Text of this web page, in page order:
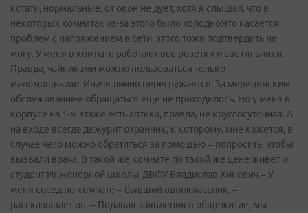
кстати, нормальные, от окон не дует, хотя я слышал, что в
некоторых комнатах из-за этого было холодно.Что касается
проблем с напряжением в сети, этого тоже подтвердить не
могу. У меня в комнате работают все розетки и светильники.
Правда, чайниками можно пользоваться только
маломощными. Иначе линия перегружается. За медицинским
обслуживанием обращаться еще не приходилось. Но у меня в
корпусе на 1-м этаже есть аптека, правда, не круглосуточная. А
на входе всегда дежурит охранник, к которому, мне кажется, в
случае чего можно обратиться за помощью – попросить, чтобы
вызвали врача. В такой же комнате по такой же цене живет и
студент Инженерной школы ДВФУ Владислав Хиневич.– У
меня сосед по комнате – бывший одноклассник, –
рассказывает он. – Подавая заявления в общежитие, мы